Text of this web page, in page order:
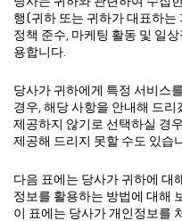
행(귀하 또는 귀하가 대표하는
정책 준수, 마케팅 활동 및 일
용합니다.
당사가 귀하에게 특정 서비스
경우, 해당 사항을 안내해 드
제공하지 않기로 선택하실 경
제공해 드리지 못할 수도 있습
다음 표에는 당사가 귀하에 대
정보를 활용하는 방법에 대해
이 표에는 당사가 개인정보를